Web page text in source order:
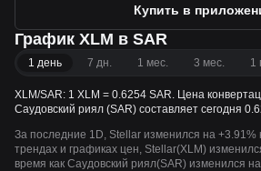
Купить в
График XLM в SAR
1 день 7 дн. 1 мес. 3 мес. 1
XLM/SAR: 1 XLM = 0.6254 SAR. Цена
Саудовский риял (SAR) составляет сегодня
За последние 1D, Stellar изменился на +3.91%
трендах и графиках цен, Stellar(XLM)
время как Саудовский риял(SAR) изменился